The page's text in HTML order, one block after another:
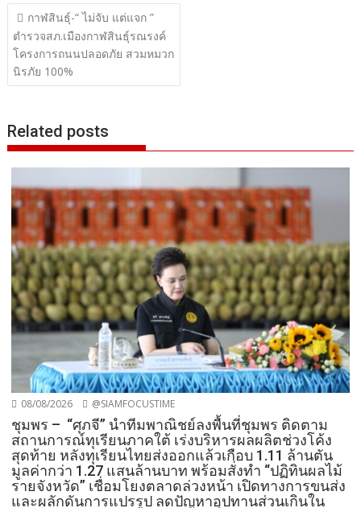
แนะแนว
เรื่อง
กาฬสินธุ์-“ ไม่จับ แต่แจก ”
ตำรวจสภ.เมืองกาฬสินธุ์รณรงค์
โครงการถนนปลอดภัย สวมหมวก
นิรภัย 100%
Related posts
08/08/2026 @SIAMFOCUSTIME
ชุมพร – “ศุภจี” นำทีมพาณิชย์ลงพื้นที่ชุมพร ติดตาม
สถานการณ์ทุเรียนภาคใต้ เร่งบริหารผลผลิตช่วงโค้ง
สุดท้าย หลังทุเรียนไทยส่งออกแล้วเกือบ 1.11 ล้านตัน
มูลค่ากว่า 1.27 แสนล้านบาท พร้อมสั่งทำ “ปฏิทินผลไม้
รายจังหวัด” เชื่อมโยงตลาดล่วงหน้า เปิดทางการขนส่ง
และผลักดันการแปรรูป ลดปัญหาอุปทานส่วนเกินใน